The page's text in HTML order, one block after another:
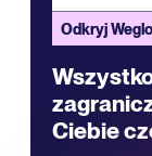
Odkryj
Ciebie